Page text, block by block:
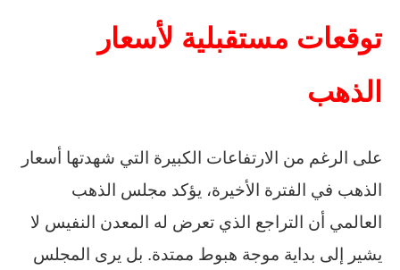
توقعات مستقبلية لأسعار
الذهب
على الرغم من الارتفاعات الكبيرة التي شهدتها أسعار
الذهب في الفترة الأخيرة، يؤكد مجلس الذهب
العالمي أن التراجع الذي تعرض له المعدن النفيس لا
يشير إلى بداية موجة هبوط ممتدة. بل يرى المجلس